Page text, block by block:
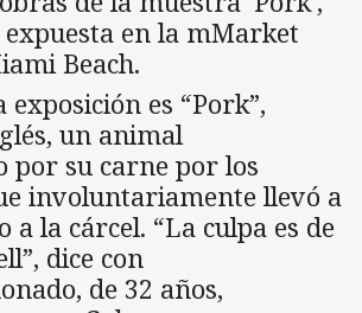
es “Pork”,
un animal
por su carne por los
involuntariamente llevó a
a la cárcel. “La culpa es de
dice con
de 32 años,